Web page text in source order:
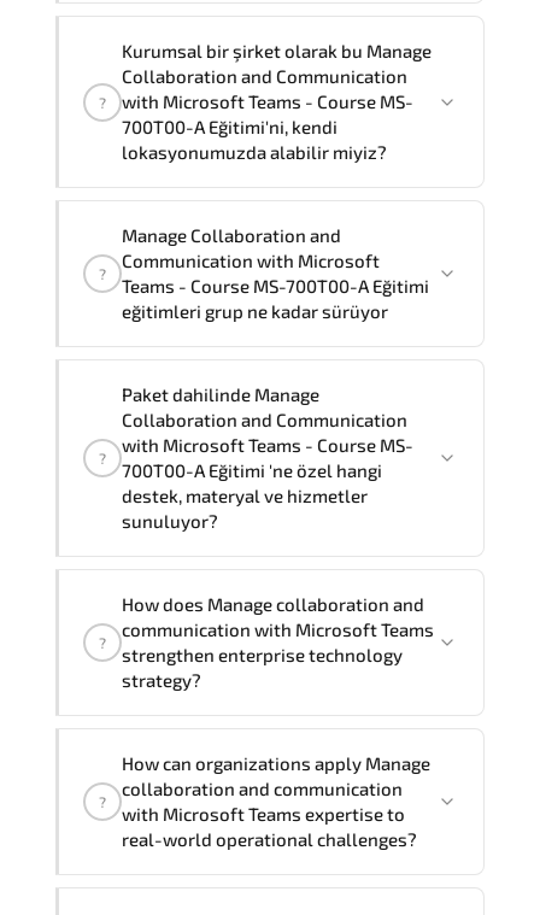
Eğitimi'birebir'olarak2gün sürmektedir,
Not:Eğitimi şirketiniz bünyesinde almak
isterseniz, toplam eğitim süresi eğitim
sağlayıcısının resmi standartlarına göre
4olacaktır.
Communication with Microsoft Teams -
Course MS-700T00-A Eğitimi Türkçe ve
İngilizce'nin yanısıra,Fransızca, Arapça
ve İspanyolcadillerinde de
olmaktan memnuniyet duyar.
?
Kurumsal bir şirket olarak bu Manage
Collaboration and Communication
with Microsoft Teams - Course MS-
700T00-A Eğitimi'ni, kendi
lokasyonumuzda alabilir miyiz?
eğitmenlerimiz bu eğitimi
şirketinizde
yerindeve talep etmeniz durumunda
tercih ettiğiniz dildesunabilir.
fiyatlama için Müşteri Temsilciniz ile
iletişime geçebilirsiniz.
?
Manage Collaboration and
Communication with Microsoft
Teams - Course MS-700T00-A Eğitimi
eğitimleri grup ne kadar sürüyor
Communication with Microsoft Teams -
Course MS-700T00-A Eğitimi"
eğitimlerimiz grup eğitimi olarak
sürmektedir.
?
Paket dahilinde Manage
Collaboration and Communication
with Microsoft Teams - Course MS-
700T00-A Eğitimi 'ne özel hangi
destek, materyal ve hizmetler
sunuluyor?
with Microsoft Teams - Course MS-700T00-A
Eğitimi'nin paket içeriği şunları kapsar:
Resmi eğitim materyalleri, Eğitmen
?
How does Manage collaboration and
communication with Microsoft Teams
strengthen enterprise technology
strategy?
communication with Microsoft Teams
enhances enterprise capability in
Microsoft enterprise training. DevOps
AI innovation. cloud infrastructure
?
How can organizations apply Manage
collaboration and communication
with Microsoft Teams expertise to
real-world operational challenges?